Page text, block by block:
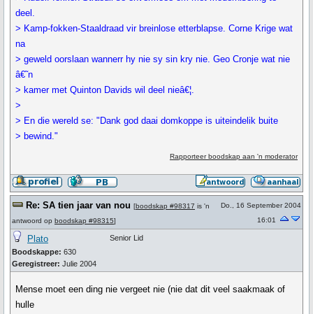
deel.
> Kamp-fokken-Staaldraad vir breinlose etterblapse. Corne Krige wat
na
> geweld oorslaan wannerr hy nie sy sin kry nie. Geo Cronje wat nie
â€˜n
> kamer met Quinton Davids wil deel nieâ€¦.
>
> En die wereld se: "Dank god daai domkoppe is uiteindelik buite
> bewind."
Rapporteer boodskap aan 'n moderator
Re: SA tien jaar van nou [boodskap #98317 is 'n
antwoord op boodskap #98315]
Do., 16 September 2004
16:01
Plato
Boodskappe: 630
Geregistreer: Julie 2004
Senior Lid
Mense moet een ding nie vergeet nie (nie dat dit veel saakmaak of
hulle